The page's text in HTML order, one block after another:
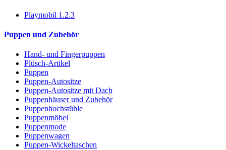
Playmobil 1.2.3
Puppen und Zubehör
Hand- und Fingerpuppen
Plüsch-Artikel
Puppen
Puppen-Autositze
Puppen-Autositze mit Dach
Puppenhäuser und Zubehör
Puppenhochstühle
Puppenmöbel
Puppenmode
Puppenwagen
Puppen-Wickeltaschen